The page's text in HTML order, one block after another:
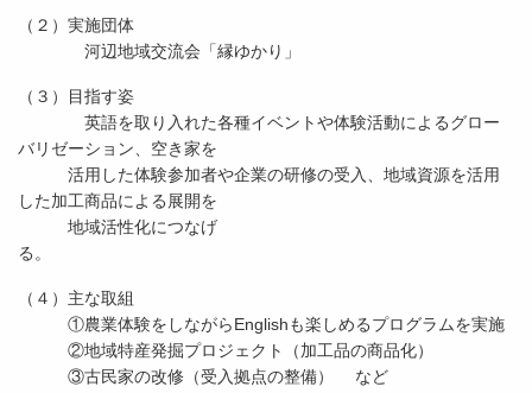
（２）実施団体
河辺地域交流会「縁ゆかり」
（３）目指す姿
英語を取り入れた各種イベントや体験活動によるグロー
バリゼーション、空き家を
活用した体験参加者や企業の研修の受入、地域資源を活用
した加工商品による展開を
地域活性化につなげ
（４）主な取組
①農業体験をしながらEnglishも楽しめるプログラムを実施
②地域特産発掘プロジェクト（加工品の商品化）
③古民家の改修（受入拠点の整備） など